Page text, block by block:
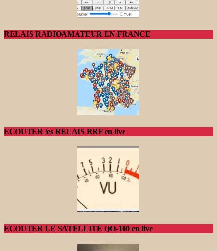
RELAIS RADIOAMATEUR EN FRANCE
ECOUTER les RELAIS RRF en live
ECOUTER LE SATELLITE QO-100 en live